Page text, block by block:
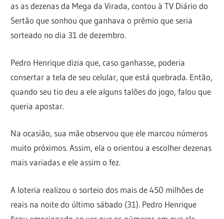
as as dezenas da Mega da Virada, contou à TV Diário do
Sertão que sonhou que ganhava o prêmio que seria
sorteado no dia 31 de dezembro.
Pedro Henrique dizia que, caso ganhasse, poderia
consertar a tela de seu celular, que está quebrada. Então,
quando seu tio deu a ele alguns talões do jogo, falou que
queria apostar.
Na ocasião, sua mãe observou que ele marcou números
muito próximos. Assim, ela o orientou a escolher dezenas
mais variadas e ele assim o fez.
A loteria realizou o sorteio dos mais de 450 milhões de
reais na noite do último sábado (31). Pedro Henrique